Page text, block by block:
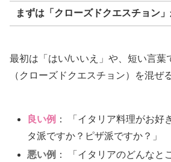
まずは「クローズドクエスチョン」
最初は「はい/いいえ」や、短い言葉
（クローズドクエスチョン）を混ぜ
良い例 ： 「イタリア料理がお好
タ派ですか？ピザ派ですか？」
悪い例 ： 「イタリアのどんなと